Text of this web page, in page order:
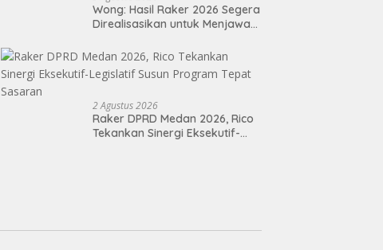
Wong: Hasil Raker 2026 Segera
Direalisasikan untuk Menjawab
2 Agustus 2026
Raker DPRD Medan 2026, Rico
Tekankan Sinergi Eksekutif-